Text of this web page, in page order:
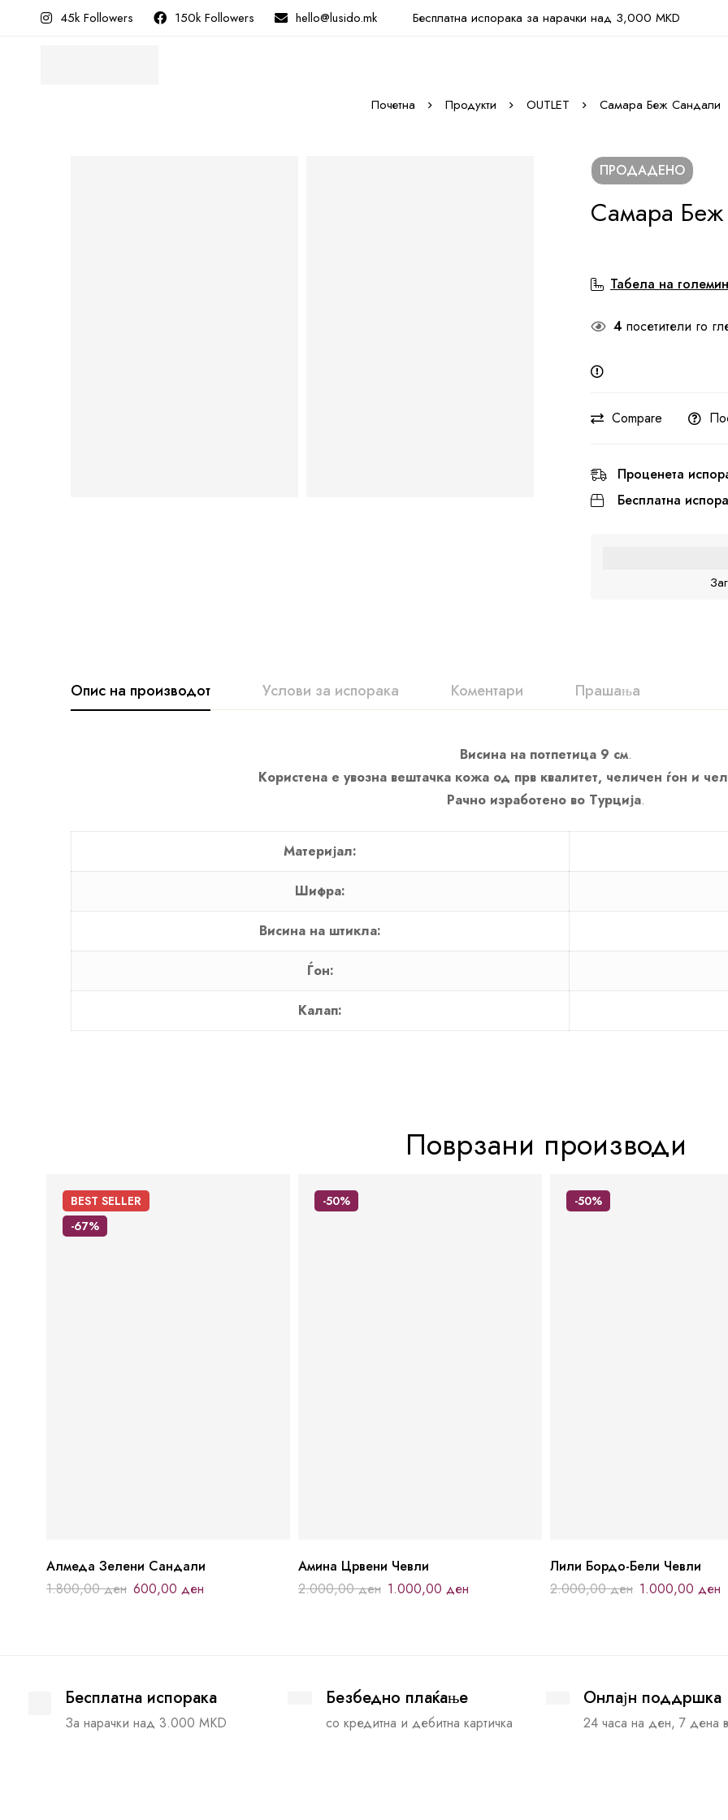
45k Followers 150k Followers hello@lusido.mk Бесплатна испорака за нарачки над 3,000 MKD
Почетна Продукти OUTLET Самара Беж Сандали
ПРОДАДЕНО
Самара
Табела на
4 посетители го
Compare
Проценета
Бесплатна
Опис на производот Услови за испорака Коментари Прашања
Висина на потпетица 9 см.
Користена е увозна вештачка кожа од прв квалитет, челичен ѓон и
Рачно изработено во Турција.
Материјал:
Шифра:
Висина на штикла:
Ѓон:
Калап:
Поврзани производи
BEST SELLER
-67%
Алмеда Зелени Сандали
1.800,00ден 600,00 ден
-50%
Амина Црвени Чевли
2.000,00ден 1.000,00 ден
-50%
Лили Бордо-Бели Чевли
2.000,00ден 1.000,00 ден
Бесплатна испорака
За нарачки над 3.000 MKD
Безбедно плаќање
со кредитна и дебитна картичка
Онлајн поддршка
24 часа на ден, 7 дена